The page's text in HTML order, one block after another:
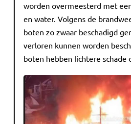
worden overmeesterd met
en water. Volgens de
boten zo zwaar beschadigd
verloren kunnen worden
boten hebben lichtere schade